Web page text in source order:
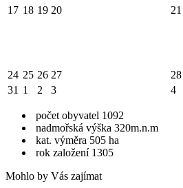
17 18 19 20 21
24 25 26 27 28
31 1 2 3 4
počet obyvatel 1092
nadmořská výška 320m.n.m
kat. výměra 505 ha
rok založení 1305
Mohlo by Vás zajímat